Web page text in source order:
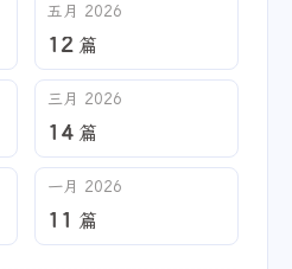
五月 2026
12 篇
三月 2026
14 篇
一月 2026
11 篇